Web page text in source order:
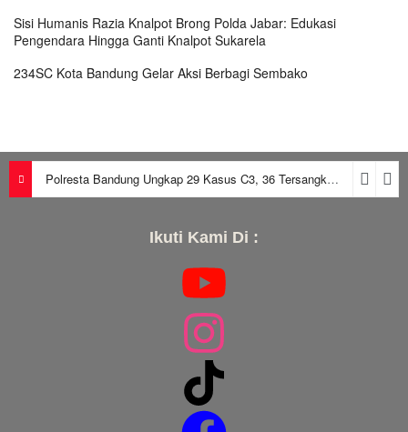
Sisi Humanis Razia Knalpot Brong Polda Jabar: Edukasi
Pengendara Hingga Ganti Knalpot Sukarela
234SC Kota Bandung Gelar Aksi Berbagi Sembako
Polresta Bandung Ungkap 29 Kasus C3, 36 Tersangka Diamankan dalam Periode Juni-Juli 2026
Ikuti Kami Di :